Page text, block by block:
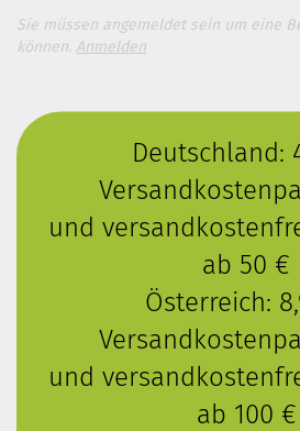
Sie müssen angemeldet sein um eine
können. Anmelden
Deutschland:
und
ab 50 €
Österreich:
und
ab 100 €